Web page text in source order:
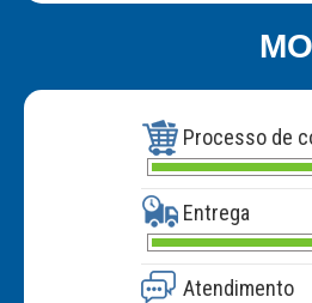
Processo de
Entrega
Atendimento